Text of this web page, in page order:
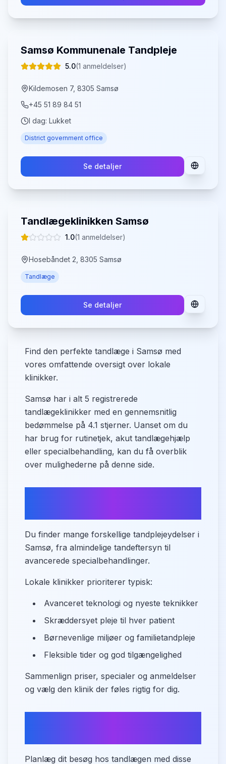
Samsø Kommunenale Tandpleje
5.0(1 anmeldelser)
Kildemosen 7, 8305 Samsø
+45 51 89 84 51
I dag: Lukket
District government office
Se detaljer
Tandlægeklinikken Samsø
1.0(1 anmeldelser)
Hosebåndet 2, 8305 Samsø
Tandlæge
Se detaljer
Find den perfekte tandlæge i Samsø med
vores omfattende oversigt over lokale
klinikker.
Samsø har i alt 5 registrerede
tandlægeklinikker med en gennemsnitlig
bedømmelse på 4.1 stjerner. Uanset om du
har brug for rutinetjek, akut tandlægehjælp
eller specialbehandling, kan du få overblik
over mulighederne på denne side.
Du finder mange forskellige tandplejeydelser i
Samsø, fra almindelige tandeftersyn til
avancerede specialbehandlinger.
Lokale klinikker prioriterer typisk:
Avanceret teknologi og nyeste teknikker
Skræddersyet pleje til hver patient
Børnevenlige miljøer og familietandpleje
Fleksible tider og god tilgængelighed
Sammenlign priser, specialer og anmeldelser
og vælg den klinik der føles rigtig for dig.
Planlæg dit besøg hos tandlægen med disse